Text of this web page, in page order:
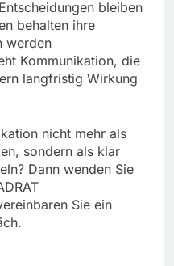
bleiben
behalten ihre
werden
Kommunikation, die
langfristig Wirkung
nicht mehr als
sondern als klar
Dann wenden Sie
Sie ein